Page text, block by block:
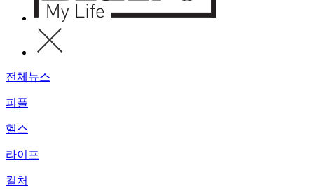
전체뉴스
피플
헬스
라이프
컬처